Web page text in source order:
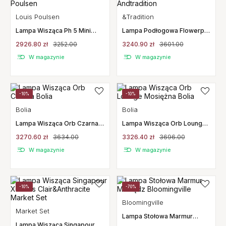
Louis Poulsen
Lampa Wisząca Ph 5 Mini
Poulsen
2926.80 zł 3252.00
W magazynie
&Tradition
Lampa Podłogowa Flowerpot
Andtradition
3240.90 zł 3601.00
W magazynie
-10%
Bolia
Lampa Wisząca Orb Czarna
3270.60 zł 3634.00
W magazynie
-10%
Bolia
Lampa Wisząca Orb Lounge
3326.40 zł 3696.00
W magazynie
-10%
Market Set
-70%
Bloomingville
Lampa Stołowa Marmur